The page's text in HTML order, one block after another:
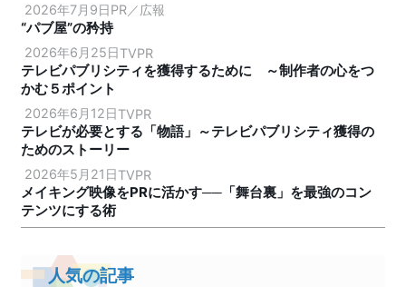
2026年7月9日PR／広報
“パブ屋”の矜持
2026年6月25日TVPR
テレビパブリシティを獲得するために ～制作者の心をつ
かむ５ポイント
2026年6月12日TVPR
テレビが必要とする「物語」～テレビパブリシティ獲得の
ためのストーリー
2026年5月21日TVPR
メイキング映像をPRに活かす──「舞台裏」を最強のコン
テンツにする術
人気の記事